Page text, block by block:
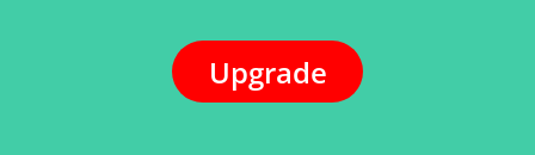
Upgrade